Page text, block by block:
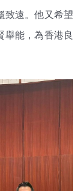
致遠。他又希望
舉能，為香港良